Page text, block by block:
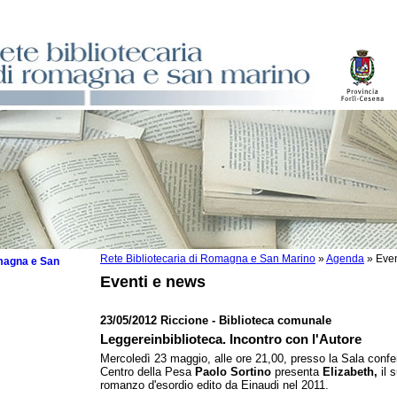
Rete Bibliotecaria di Romagna e San Marino »Agenda »
Eventi e news
23/05/2012 Riccione - Biblioteca comunale
Leggereinbiblioteca. Incontro con l'Autore
Mercoledì 23 maggio, alle ore 21,00, presso la Sala
Centro della Pesa Paolo Sortino presenta Elizabeth, il
romanzo d'esordio edito da Einaudi nel 2011.
e San